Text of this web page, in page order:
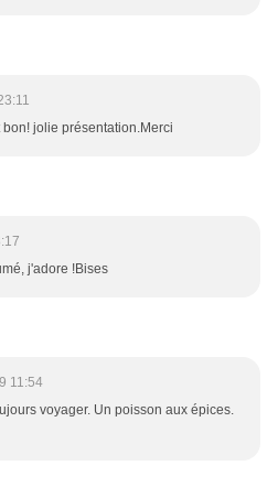
jolie présentation.Merci
j'adore !Bises
11:54
voyager. Un poisson aux épices.